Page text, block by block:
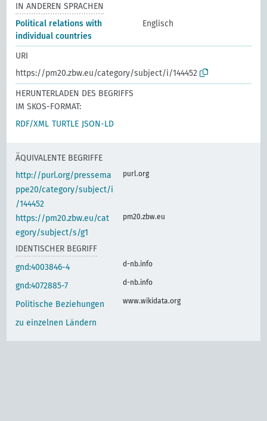
IN ANDEREN SPRACHEN
Political relations with
individual countries
Englisch
URI
https://pm20.zbw.eu/category/subject/i/144452
HERUNTERLADEN DES BEGRIFFS
IM SKOS-FORMAT:
RDF/XML TURTLE JSON-LD
ÄQUIVALENTE BEGRIFFE
http://purl.org/pressema
ppe20/category/subject/i
/144452
purl.org
https://pm20.zbw.eu/cat
egory/subject/s/g1
pm20.zbw.eu
IDENTISCHER BEGRIFF
gnd:4003846-4
d-nb.info
gnd:4072885-7 d-nb.info
Politische Beziehungen
zu einzelnen Ländern
www.wikidata.org